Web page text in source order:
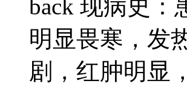
back 现病史：
明显畏寒，发
剧，红肿明显